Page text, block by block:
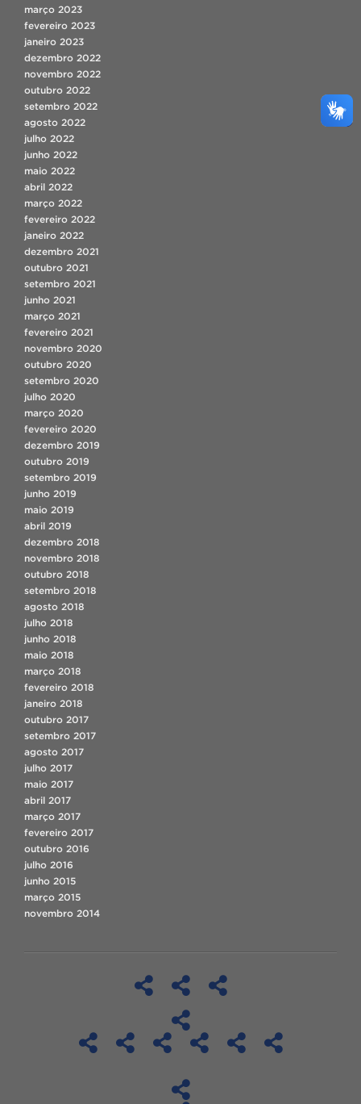
março 2023
fevereiro 2023
janeiro 2023
dezembro 2022
novembro 2022
outubro 2022
setembro 2022
agosto 2022
julho 2022
junho 2022
maio 2022
abril 2022
março 2022
fevereiro 2022
janeiro 2022
dezembro 2021
outubro 2021
setembro 2021
junho 2021
março 2021
fevereiro 2021
novembro 2020
outubro 2020
setembro 2020
julho 2020
março 2020
fevereiro 2020
dezembro 2019
outubro 2019
setembro 2019
junho 2019
maio 2019
abril 2019
dezembro 2018
novembro 2018
outubro 2018
setembro 2018
agosto 2018
julho 2018
junho 2018
maio 2018
março 2018
fevereiro 2018
janeiro 2018
outubro 2017
setembro 2017
agosto 2017
julho 2017
maio 2017
abril 2017
março 2017
fevereiro 2017
outubro 2016
julho 2016
junho 2015
março 2015
novembro 2014